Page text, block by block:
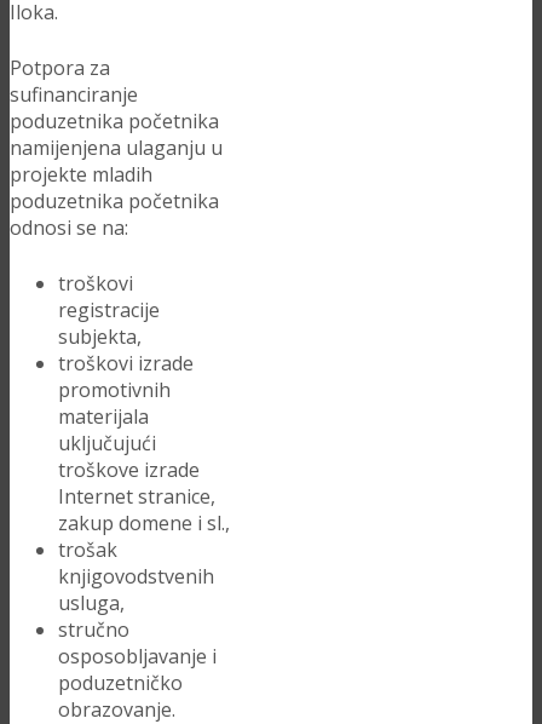
Iloka.
Potpora za
sufinanciranje
poduzetnika početnika
namijenjena ulaganju u
projekte mladih
poduzetnika početnika
odnosi se na:
troškovi
registracije
subjekta,
troškovi izrade
promotivnih
materijala
uključujući
troškove izrade
Internet stranice,
zakup domene i sl.,
trošak
knjigovodstvenih
usluga,
stručno
osposobljavanje i
poduzetničko
obrazovanje.